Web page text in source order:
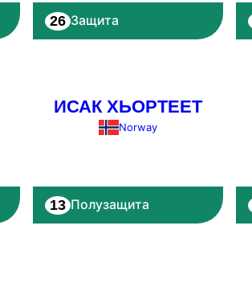
26 Защита
ИСАК ХЬОРТЕЕТ
Norway
13 Полузащита